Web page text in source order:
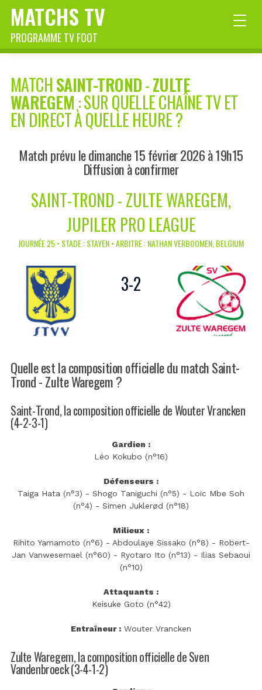
MATCHS TV
PROGRAMME TV FOOT
MATCHSAINT-TROND-ZULTE
WAREGEM : SUR QUELLE CHAÎNE TV ET
EN DIRECT À QUELLE HEURE ?
Match prévu le dimanche 15 février 2026 à 19h15
Diffusion à confirmer
SAINT-TROND - ZULTE WAREGEM,
JUPILER PRO LEAGUE
JOURNÉE 25 • STADE : STAYEN • ARBITRE : NATHAN VERBOOMEN, BELGIUM
3-2
Quelle est la composition officielle du match Saint-
Trond - Zulte Waregem ?
Saint-Trond, la composition officielle de Wouter Vrancken
(4-2-3-1)
Gardien :
Léo Kokubo (n°16)
Défenseurs :
Taiga Hata (n°3) - Shogo Taniguchi (n°5) - Loïc Mbe Soh
(n°4) - Simen Juklerød (n°18)
Milieux :
Rihito Yamamoto (n°6) - Abdoulaye Sissako (n°8) - Robert-
Jan Vanwesemael (n°60) - Ryotaro Ito (n°13) - Ilias Sebaoui
(n°10)
Attaquants :
Keisuke Goto (n°42)
Entraîneur : Wouter Vrancken
Zulte Waregem, la composition officielle de Sven
Vandenbroeck (3-4-1-2)